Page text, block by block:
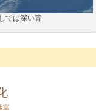
ては深い青
室